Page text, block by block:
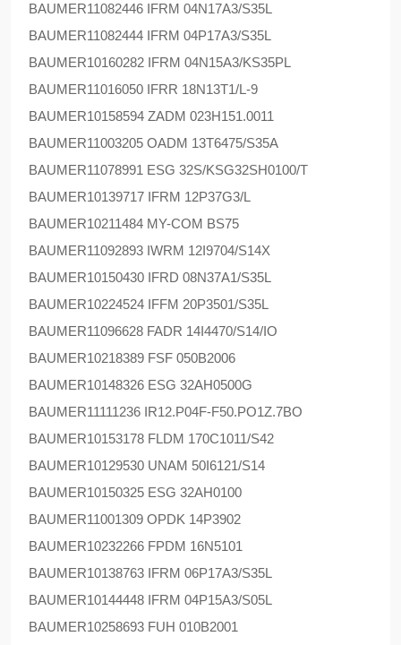
BAUMER11082446 IFRM 04N17A3/S35L
BAUMER11082444 IFRM 04P17A3/S35L
BAUMER10160282 IFRM 04N15A3/KS35PL
BAUMER11016050 IFRR 18N13T1/L-9
BAUMER10158594 ZADM 023H151.0011
BAUMER11003205 OADM 13T6475/S35A
BAUMER11078991 ESG 32S/KSG32SH0100/T
BAUMER10139717 IFRM 12P37G3/L
BAUMER10211484 MY-COM BS75
BAUMER11092893 IWRM 12I9704/S14X
BAUMER10150430 IFRD 08N37A1/S35L
BAUMER10224524 IFFM 20P3501/S35L
BAUMER11096628 FADR 14I4470/S14/IO
BAUMER10218389 FSF 050B2006
BAUMER10148326 ESG 32AH0500G
BAUMER11111236 IR12.P04F-F50.PO1Z.7BO
BAUMER10153178 FLDM 170C1011/S42
BAUMER10129530 UNAM 50I6121/S14
BAUMER10150325 ESG 32AH0100
BAUMER11001309 OPDK 14P3902
BAUMER10232266 FPDM 16N5101
BAUMER10138763 IFRM 06P17A3/S35L
BAUMER10144448 IFRM 04P15A3/S05L
BAUMER10258693 FUH 010B2001